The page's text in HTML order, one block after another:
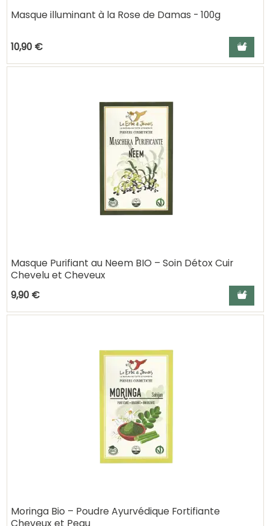
Masque illuminant à la Rose de Damas - 100g
10,90 € Ajouter
Masque Purifiant au Neem BIO – Soin Détox Cuir
Chevelu et Cheveux
9,90 €
Ajouter
Moringa Bio – Poudre Ayurvédique Fortifiante